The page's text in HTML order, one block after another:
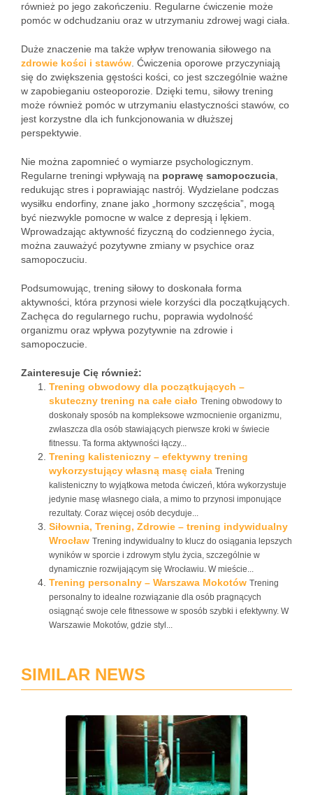
również po jego zakończeniu. Regularne ćwiczenie może
pomóc w odchudzaniu oraz w utrzymaniu zdrowej wagi ciała.
Duże znaczenie ma także wpływ trenowania siłowego na
zdrowie kości i stawów . Ćwiczenia oporowe przyczyniają
się do zwiększenia gęstości kości, co jest szczególnie ważne
w zapobieganiu osteoporozie. Dzięki temu, siłowy trening
może również pomóc w utrzymaniu elastyczności stawów, co
jest korzystne dla ich funkcjonowania w dłuższej
perspektywie.
Nie można zapomnieć o wymiarze psychologicznym.
Regularne treningi wpływają na poprawę samopoczucia
redukując stres i poprawiając nastrój. Wydzielane podczas
wysiłku endorfiny, znane jako „hormony szczęścia”, mogą
być niezwykle pomocne w walce z depresją i lękiem.
Wprowadzając aktywność fizyczną do codziennego życia,
można zauważyć pozytywne zmiany w psychice oraz
samopoczuciu.
Podsumowując, trening siłowy to doskonała forma
aktywności, która przynosi wiele korzyści dla początkujących.
Zachęca do regularnego ruchu, poprawia wydolność
organizmu oraz wpływa pozytywnie na zdrowie i
samopoczucie.
Zainteresuje Cię również:
Trening obwodowy dla początkujących –
skuteczny trening na całe ciało Trening obwodowy to
doskonały sposób na kompleksowe wzmocnienie organizmu,
zwłaszcza dla osób stawiających pierwsze kroki w świecie
fitnessu. Ta forma aktywności łączy...
Trening kalisteniczny – efektywny trening
wykorzystujący własną masę ciała Trening
kalisteniczny to wyjątkowa metoda ćwiczeń, która wykorzystuje
jedynie masę własnego ciała, a mimo to przynosi imponujące
rezultaty. Coraz więcej osób decyduje...
Siłownia, Trening, Zdrowie – trening indywidualny
Wrocław Trening indywidualny to klucz do osiągania lepszych
wyników w sporcie i zdrowym stylu życia, szczególnie w
dynamicznie rozwijającym się Wrocławiu. W mieście...
Trening personalny – Warszawa Mokotów Trening
personalny to idealne rozwiązanie dla osób pragnących
osiągnąć swoje cele fitnessowe w sposób szybki i efektywny. W
Warszawie Mokotów, gdzie styl...
SIMILAR NEWS